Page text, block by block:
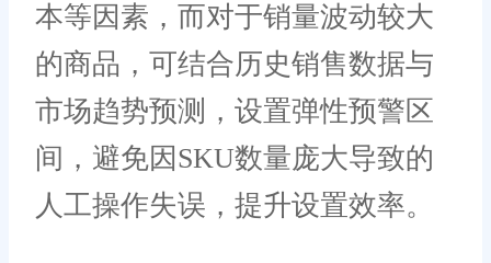
本等因素，而对于销量波动较大
的商品，可结合历史销售数据与
市场趋势预测，设置弹性预警区
间，避免因SKU数量庞大导致的
人工操作失误，提升设置效率。